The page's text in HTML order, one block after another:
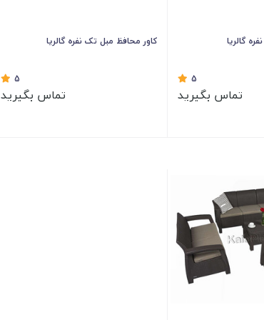
گالریا
5
تماس بگیرید
کاور محافظ مبل تک نفره گالریا
5
تماس بگیرید